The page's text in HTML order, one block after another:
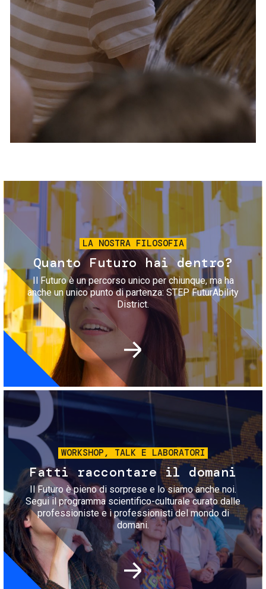
Servizi e accessibilità
Contatti
FAQ
Biglietti
Immagine
LA NOSTRA FILOSOFIA
Quanto Futuro hai dentro?
Il Futuro è un percorso unico per chiunque, ma ha
anche un unico punto di partenza: STEP FuturAbility
District.
Immagine
WORKSHOP, TALK E LABORATORI
Fatti raccontare il domani
Il Futuro è pieno di sorprese e lo siamo anche noi.
Segui il programma scientifico-culturale curato dalle
professioniste e i professionisti del mondo di
domani.